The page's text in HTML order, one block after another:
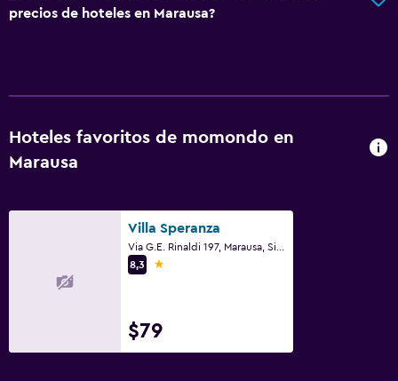
precios de hoteles en Marausa?
Hoteles favoritos de momondo en
Marausa
Villa Speranza
8,3
1 estrella
$79